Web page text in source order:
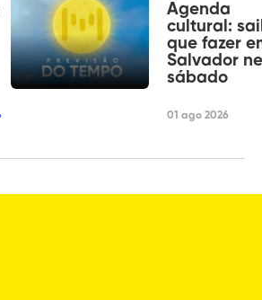
Agenda
cultural:
que fazer
Salvador
sábado
01 ago 2026